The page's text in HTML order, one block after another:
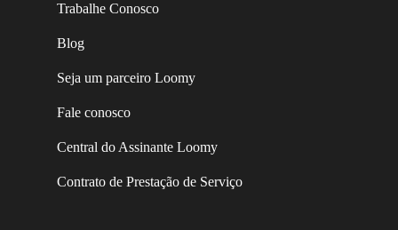
Trabalhe Conosco
Blog
Seja um parceiro Loomy
Fale conosco
Central do Assinante Loomy
Contrato de Prestação de Serviço